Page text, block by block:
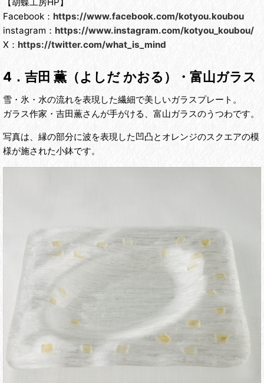
Facebook： https://www.facebook.com/kotyou.koubou
instagram： https://www.instagram.com/kotyou_koubou/
X： https://twitter.com/what_is_mind
4．吉田 薫（よしだ かおる）・富山ガラス
雪・氷・水の流れを表現した繊細で美しいガラスプレート。
ガラス作家・吉田薫さんが手がける、富山ガラスのうつわです。
写真は、縁の部分に波を表現した凹凸とオレンジのスクエアの模
様が施された小鉢です。